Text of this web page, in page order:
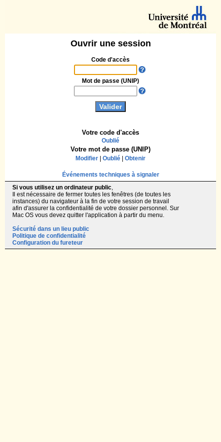
Ouvrir une session
Code d'accès
Votre code d'accès
Oublié
Mot de passe (UNIP)
Votre mot de passe (UNIP)
Modifier Oublié Obtenir
Événements techniques à signaler
Si vous utilisez un ordinateur public,
Il est nécessaire de fermer toutes les fenêtres (de toutes les
instances) du navigateur à la fin de votre session de travail
afin d'assurer la confidentialité de votre dossier personnel. Sur
Mac OS vous devez quitter l'application à partir du menu.
Sécurité dans un lieu public
Politique de confidentialité
Configuration du fureteur